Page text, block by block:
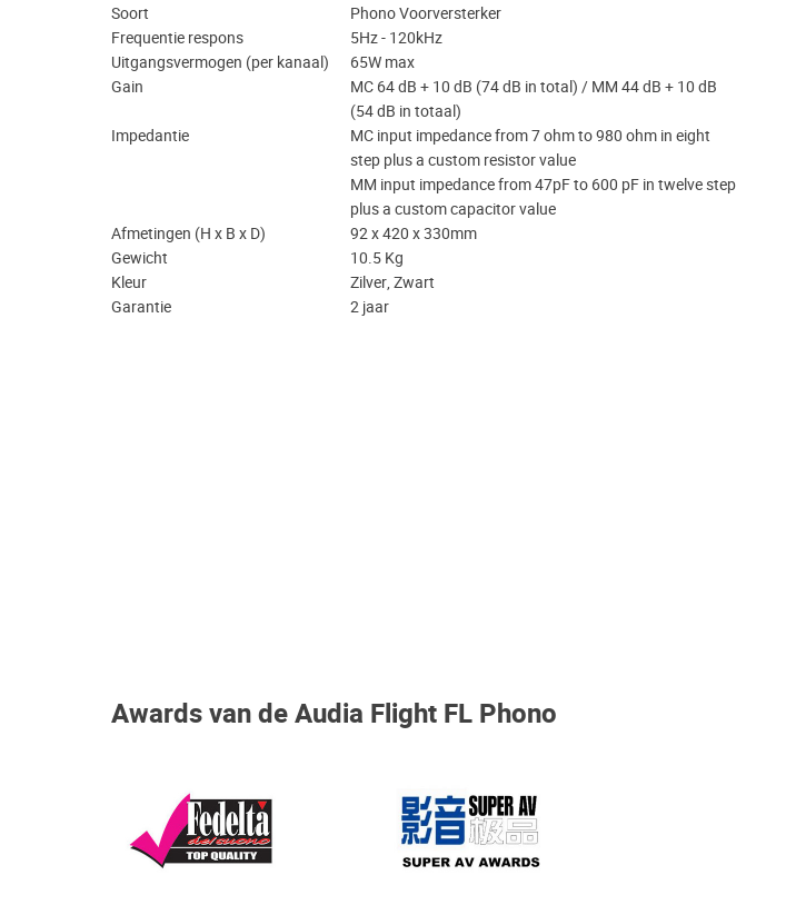
Soort
Phono Voorversterker
Frequentie respons
5Hz - 120kHz
Uitgangsvermogen (per kanaal)
65W max
Gain
MC 64 dB + 10 dB (74 dB in total) / MM 44 dB + 10 dB
(54 dB in totaal)
Impedantie
MC input impedance from 7 ohm to 980 ohm in eight
step plus a custom resistor value
MM input impedance from 47pF to 600 pF in twelve step
plus a custom capacitor value
Afmetingen (H x B x D)
92 x 420 x 330mm
Gewicht
10.5 Kg
Kleur
Zilver, Zwart
Garantie
2 jaar
Awards van de Audia Flight FL Phono